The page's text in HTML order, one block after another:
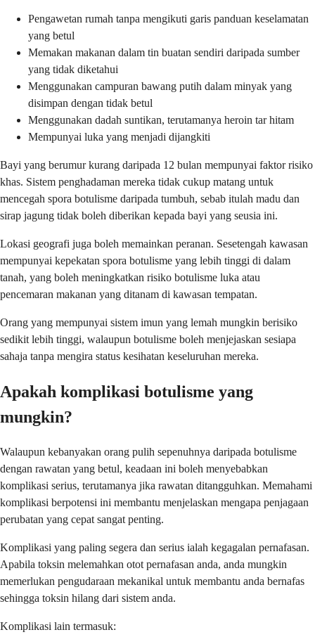
Pengawetan rumah tanpa mengikuti garis panduan keselamatan
yang betul
Memakan makanan dalam tin buatan sendiri daripada sumber
yang tidak diketahui
Menggunakan campuran bawang putih dalam minyak yang
disimpan dengan tidak betul
Menggunakan dadah suntikan, terutamanya heroin tar hitam
Mempunyai luka yang menjadi dijangkiti
Bayi yang berumur kurang daripada 12 bulan mempunyai faktor risiko
khas. Sistem penghadaman mereka tidak cukup matang untuk
mencegah spora botulisme daripada tumbuh, sebab itulah madu dan
sirap jagung tidak boleh diberikan kepada bayi yang seusia ini.
Lokasi geografi juga boleh memainkan peranan. Sesetengah kawasan
mempunyai kepekatan spora botulisme yang lebih tinggi di dalam
tanah, yang boleh meningkatkan risiko botulisme luka atau
pencemaran makanan yang ditanam di kawasan tempatan.
Orang yang mempunyai sistem imun yang lemah mungkin berisiko
sedikit lebih tinggi, walaupun botulisme boleh menjejaskan sesiapa
sahaja tanpa mengira status kesihatan keseluruhan mereka.
Apakah komplikasi botulisme yang
mungkin?
Walaupun kebanyakan orang pulih sepenuhnya daripada botulisme
dengan rawatan yang betul, keadaan ini boleh menyebabkan
komplikasi serius, terutamanya jika rawatan ditangguhkan. Memahami
komplikasi berpotensi ini membantu menjelaskan mengapa penjagaan
perubatan yang cepat sangat penting.
Komplikasi yang paling segera dan serius ialah kegagalan pernafasan.
Apabila toksin melemahkan otot pernafasan anda, anda mungkin
memerlukan pengudaraan mekanikal untuk membantu anda bernafas
sehingga toksin hilang dari sistem anda.
Komplikasi lain termasuk: